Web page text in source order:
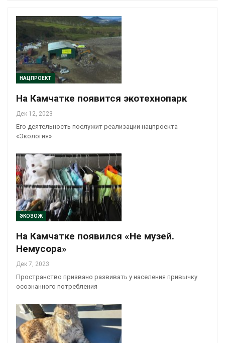
НАЦПРОЕКТ
На Камчатке появится экотехнопарк
Дек 12, 2023
Его деятельность послужит реализации нацпроекта
«Экология»
ЭКОЗОЖ
На Камчатке появился «Не музей.
Немусора»
Дек 7, 2023
Пространство призвано развивать у населения привычку
осознанного потребления